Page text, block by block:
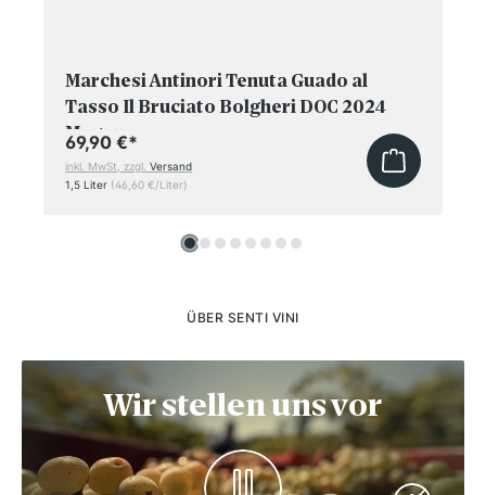
Marchesi Antinori Tenuta Guado al
Tasso Il Bruciato Bolgheri DOC 2024
Magnum
69,90 €*
inkl. MwSt, zzgl. Versand
1,5 Liter (46,60 €/Liter)
ÜBER SENTI VINI
Wir stellen uns vor